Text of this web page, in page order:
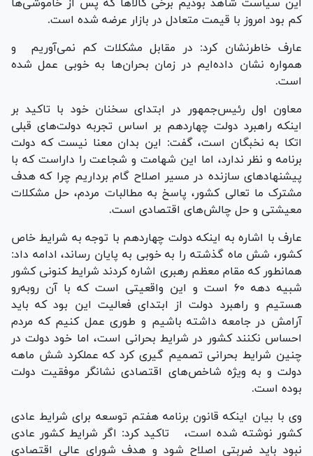
این سیاست شاهد بودیم برخی کالا‌ها که پس از خاموشی‌ها
کم بود امروز با قیمت متعادل در بازار عرضه شده است.
عارف خاطرنشان کرد: در مقابل مشکلات کم نمی‌آوریم و
همواره نشان داده‌ایم در زمان بحران‌ها به خوبی عمل شده
است.
معاون اول رئیس‌جمهور در ابتدای سخنان خود با تاکید بر
اینکه راهبرد دولت چهاردهم بر اساس تجربه دولت‌های قبلی
اتکا به نخبگان است، گفت: این بدان معنا نیست که دولت
برنامه و نظر ندارد، اما این شهامت و شجاعت را داراست که با
پیشنهاد‌های سازنده در مسیر اصلاح گام برداریم چرا که هدف
مشترک ما تعالی کشور، پاسخ به مطالبات مردم، حل مشکلات
معیشتی و حل چالش‌های اقتصادی است.
عارف با اشاره به اینکه دولت چهاردهم با توجه به شرایط خاص
کشور، شش ماه گذشته را به خوبی به پایان رساند، ادامه داد:
همانطور که مقام معظم رهبری اشاره کردند شرایط کنونی کشور
شبیه دهه ۶۰ است و این واقعیتی است که با آن رو‌به‌رو
هستیم و راهبرد دولت از ابتدای فعالیت این بود که باید
آرامش در جامعه داشته باشیم و طوری عمل کنیم که مردم
احساس نکنند کشور در شرایط بحرانی است، اما خود دولت در
چنین شرایط بحرانی تصمیم گیری کرد که عملکرد شش ماهه
دولت و به ویژه شاخص‌های اقتصادی نشانگر موفقیت دولت
بوده است.
وی با بیان اینکه قانون برنامه هفتم توسعه برای شرایط عادی
کشور نوشته شده است، تاکید کرد: اگر شرایط کشور عادی
نبود باید ضربتی اصلاح شود و هدف شورای عالی اقتصادی